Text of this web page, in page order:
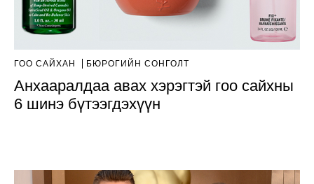
ГОО САЙХАН БЮРОГИЙН СОНГОЛТ
Анхааралдаа авах хэрэгтэй гоо сайхны
6 шинэ бүтээгдэхүүн